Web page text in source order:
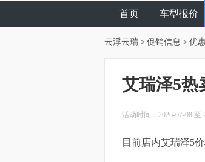
首页 车型报价
云浮云瑞 > 促销信息 > 优
艾瑞泽5热
活动时间：2026-07-08 至
目前店内艾瑞泽5